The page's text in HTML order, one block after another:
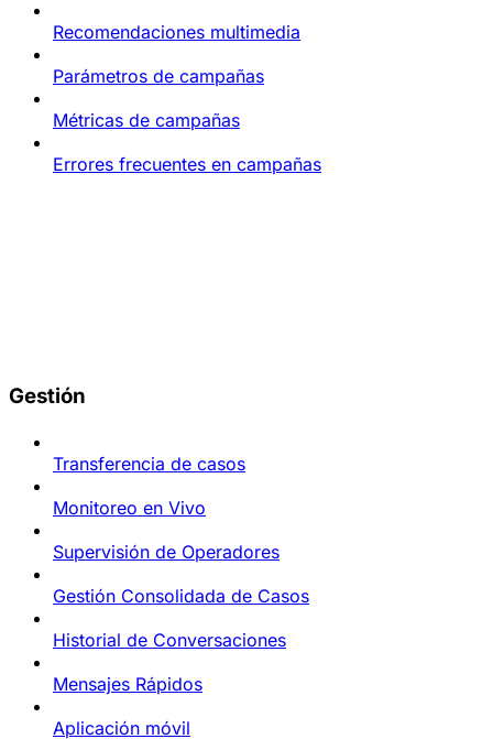
Recomendaciones multimedia
Parámetros de campañas
Métricas de campañas
Errores frecuentes en campañas
Gestión
Transferencia de casos
Monitoreo en Vivo
Supervisión de Operadores
Gestión Consolidada de Casos
Historial de Conversaciones
Mensajes Rápidos
Aplicación móvil